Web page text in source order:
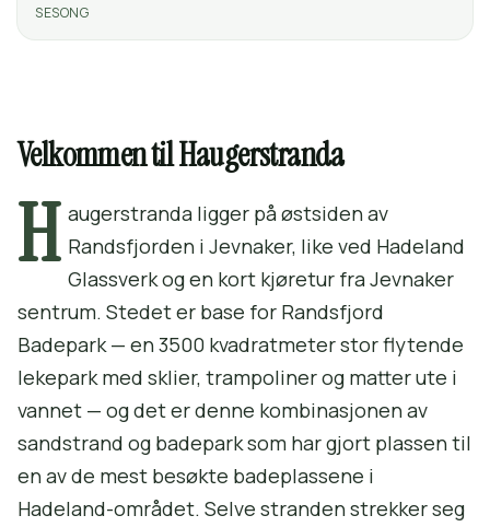
SESONG
Velkommen til Haugerstranda
H augerstranda ligger på østsiden av
Randsfjorden i Jevnaker, like ved Hadeland
Glassverk og en kort kjøretur fra Jevnaker
sentrum. Stedet er base for Randsfjord
Badepark — en 3500 kvadratmeter stor flytende
lekepark med sklier, trampoliner og matter ute i
vannet — og det er denne kombinasjonen av
sandstrand og badepark som har gjort plassen til
en av de mest besøkte badeplassene i
Hadeland-området. Selve stranden strekker seg